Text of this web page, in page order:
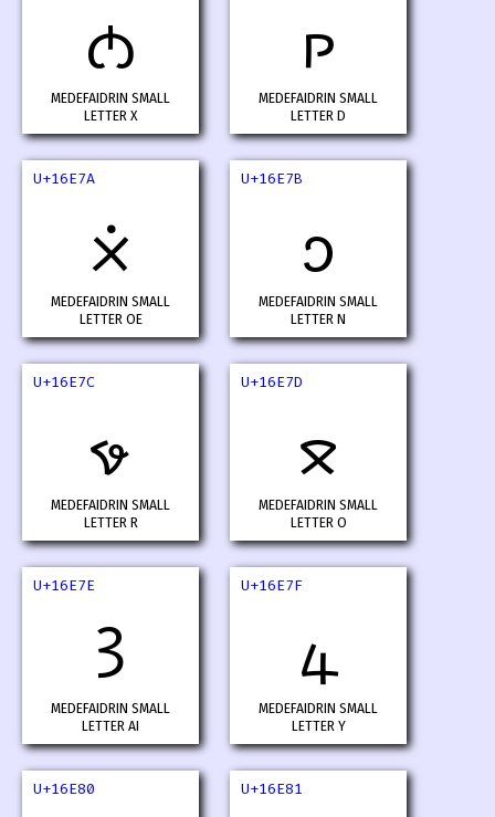
𖹸
MEDEFAIDRIN SMALL
LETTER X
𖹹
MEDEFAIDRIN SMALL
LETTER D
U+16E7A
𖹺
MEDEFAIDRIN SMALL
LETTER OE
U+16E7B
𖹻
MEDEFAIDRIN SMALL
LETTER N
U+16E7C
𖹼
MEDEFAIDRIN SMALL
LETTER R
U+16E7D
𖹽
MEDEFAIDRIN SMALL
LETTER O
U+16E7E
𖹾
MEDEFAIDRIN SMALL
LETTER AI
U+16E7F
𖹿
MEDEFAIDRIN SMALL
LETTER Y
U+16E80 U+16E81